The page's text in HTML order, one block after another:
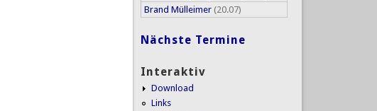
Brand Mülleimer (20.07)
Nächste Termine
Interaktiv
Download
Links